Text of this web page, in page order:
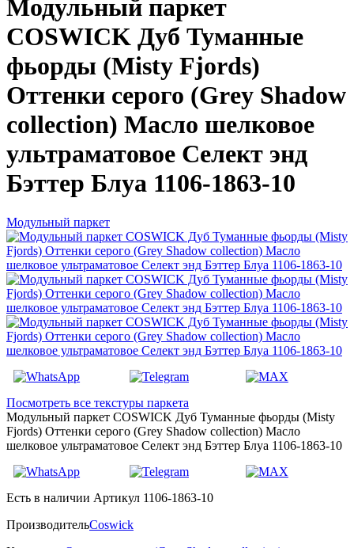
Модульный паркет
COSWICK Дуб Туманные
фьорды (Misty Fjords)
Оттенки серого (Grеy Shadow
collection) Масло шелковое
ультраматовое Селект энд
Бэттер Блуа 1106-1863-10
Модульный паркет
Посмотреть все текстуры паркета
Модульный паркет COSWICK Дуб Туманные фьорды (Misty
Fjords) Оттенки серого (Grеy Shadow collection) Масло
шелковое ультраматовое Селект энд Бэттер Блуа 1106-1863-10
Есть в наличии Артикул 1106-1863-10
ПроизводительCoswick